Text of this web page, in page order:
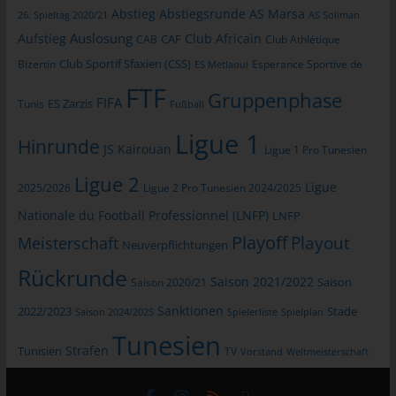
26. Spieltag 2020/21 Abstieg Abstiegsrunde AS Marsa AS Soliman
Aufstieg Auslosung CAB CAF Club Africain Club Athlétique
Bizertin Club Sportif Sfaxien (CSS) ES Metlaoui Esperance Sportive de
Tunis ES Zarzis FIFA FTF Fußball Gruppenphase
Hinrunde JS Kairouan Ligue 1 Ligue 1 Pro Tunesien
2025/2026 Ligue 2 Ligue 2 Pro Tunesien 2024/2025 Ligue
Nationale du Football Professionnel (LNFP) LNFP
Meisterschaft Neuverpflichtungen Playoff Playout
Rückrunde Saison 2020/21 Saison 2021/2022 Saison
2022/2023 Saison 2024/2025 Sanktionen Spielerliste Spielplan Stade
Tunisien Strafen Tunesien TV Vorstand Weltmeisterschaft
wird. Die von der betroffenen Person eingegebenen
personenbezogenen Daten werden ausschließlich für die
interne Verwendung bei dem für die Verarbeitung
gespeichert. Der für die Verarbeitung Verantwortliche kann die
beispielsweise einen Paketdienstleister, veranlassen, der die
personenbezogenen Daten ebenfalls ausschließlich für eine
interne Verwendung, die dem für die Verarbeitung
Verantwortlichen zuzurechnen ist, nutzt.
Durch eine Registrierung auf der Internetseite des für die
Verarbeitung Verantwortlichen wird ferner die vom Internet-
Adresse, das Datum sowie die Uhrzeit der Registrierung
gespeichert. Die Speicherung dieser Daten erfolgt vor dem
verhindert werden kann, und diese Daten im Bedarfsfall